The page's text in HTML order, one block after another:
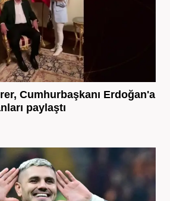
Cumhurbaşkanı Erdoğan'a
paylaştı